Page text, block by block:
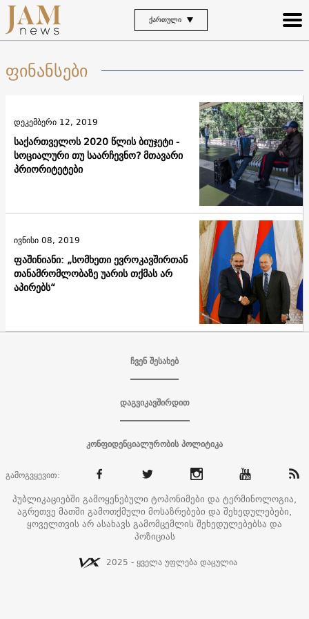
ᲥᲐᲠᲗᲣᲚᲘ
ფინანსები
საქართველოს 2020 წლის ბიუჯეტი -
სოციალური თუ საარჩევნო? მთავარი
პრიორიტეტები
დეკემბერი 12, 2019
ფაშინიანი: „სომხეთი ევროკავშირთან
თანამრომლობაზე უარის თქმას არ
აპირებს“
ივნისი 08, 2019
ჩვენ შესახებ
დაგვიკავშირდით
კონფიდენციალურობის პოლიტიკა
გამოგვყევით:
პუბლიკაციებში გამოყენებული ტოპონიმები და ტერმინოლოგია,
აგრეთვე მათში გამოთქმული მოსაზრებები და შეხედულებები,
ყოველთვის არ ასახავს გამომცემლის შეხედულებებსა და
პოზიციას
2025 - ყველა უფლება დაცულია